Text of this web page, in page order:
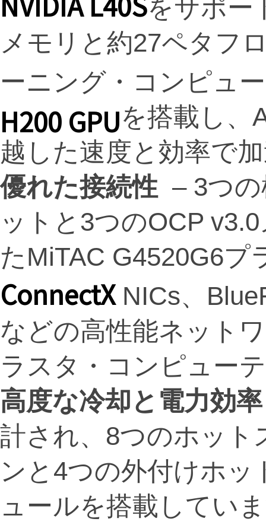
をサポー
メモリと約27ペタフ
ーニング・コンピュ
H200 GPUを搭載し、
越した速度と効率で
優れた接続性 – 3つ
ットと3つのOCP
たMiTAC G4520G6プ
ConnectXNICs、
などの高性能ネット
ラスタ・コンピュー
高度な冷却と電力効率
計され、8つのホット
ンと4つの外付けホ
ュールを搭載してい